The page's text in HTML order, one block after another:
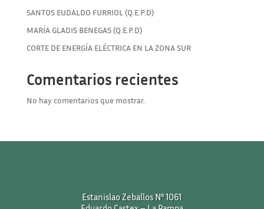
SANTOS EUDALDO FURRIOL (Q.E.P.D)
MARÍA GLADIS BENEGAS (Q.E.P.D)
CORTE DE ENERGÍA ELÉCTRICA EN LA ZONA SUR
Comentarios recientes
No hay comentarios que mostrar.
Estanislao Zeballos N° 1061